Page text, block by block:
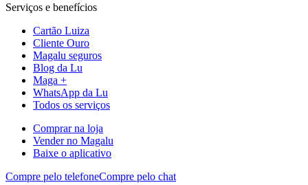
Serviços e benefícios
Cartão Luiza
Cliente Ouro
Magalu seguros
Blog da Lu
Maga +
WhatsApp da Lu
Todos os serviços
Comprar na loja
Vender no Magalu
Baixe o aplicativo
Compre pelo telefoneCompre pelo chat